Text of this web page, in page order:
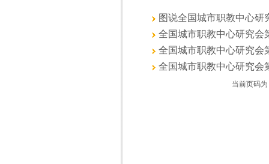
图说全国城市职教中心研
全国城市职教中心研究会
全国城市职教中心研究会
全国城市职教中心研究会
当前页码